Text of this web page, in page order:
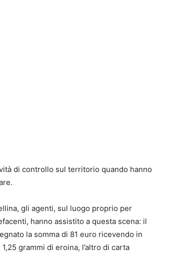
di controllo sul territorio quando hanno
gli agenti, sul luogo proprio per
hanno assistito a questa scena: il
la somma di 81 euro ricevendo in
grammi di eroina, l’altro di carta